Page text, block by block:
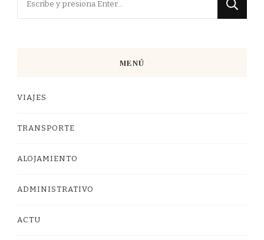
MENÚ
VIAJES
TRANSPORTE
ALOJAMIENTO
ADMINISTRATIVO
ACTU